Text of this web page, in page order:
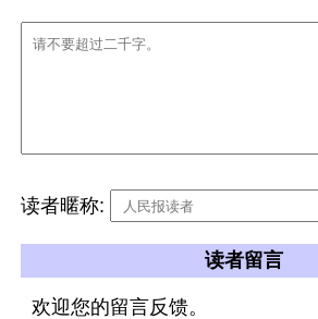
读者暱称:
读者留言
欢迎您的留言反馈。